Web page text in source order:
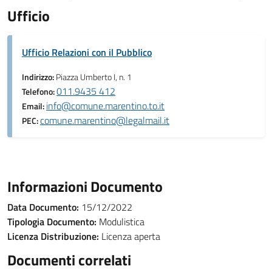
Ufficio
Ufficio Relazioni con il Pubblico
Indirizzo:Piazza Umberto I, n. 1
Telefono:011.9435 412
Email:info@comune.marentino.to.it
PEC:comune.marentino@legalmail.it
Informazioni Documento
Data Documento: 15/12/2022
Tipologia Documento: Modulistica
Licenza Distribuzione: Licenza aperta
Documenti correlati